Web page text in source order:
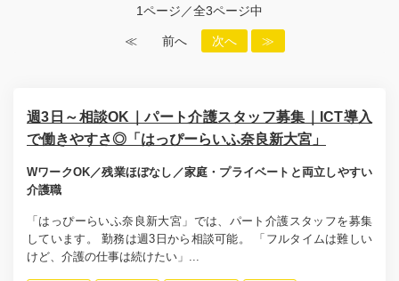
1ページ／全3ページ中
≪ 前へ 次へ ≫
週3日～相談OK｜パート介護スタッフ募集｜ICT導入
で働きやすさ◎「はっぴーらいふ奈良新大宮」
WワークOK／残業ほぼなし／家庭・プライベートと両立しやすい
介護職
「はっぴーらいふ奈良新大宮」では、パート介護スタッフを募集
しています。 勤務は週3日から相談可能。 「フルタイムは難しい
けど、介護の仕事は続けたい」...